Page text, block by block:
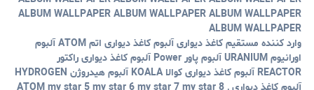
ALBUM WALLPAPER ALBUM WALLPAPER ALBUM WALLPAPER
ALBUM WALLPAPER
وارد کننده مستقیم کاغذ دیواری آلبوم کاغذ دیواری اتم ATOM آلبوم
اورانیوم URANIUM آلبوم پاور Power آلبوم کاغذ دیواری راکتور
REACTOR آلبوم کاغذ دیواری کوالا KOALA آلبوم هیدروژن HYDROGEN